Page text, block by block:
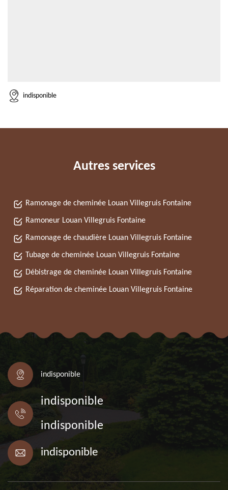
indisponible
Autres services
Ramonage de cheminée Louan Villegruis Fontaine
Ramoneur Louan Villegruis Fontaine
Ramonage de chaudière Louan Villegruis Fontaine
Tubage de cheminée Louan Villegruis Fontaine
Débistrage de cheminée Louan Villegruis Fontaine
Réparation de cheminée Louan Villegruis Fontaine
indisponible
indisponible
indisponible
indisponible